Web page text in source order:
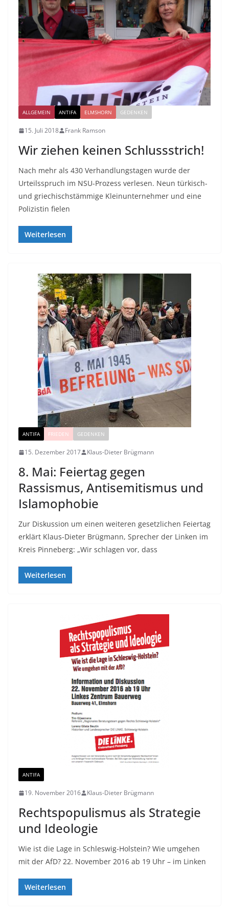
ALLGEMEIN ANTIFA ELMSHORN GEDENKEN
15. Juli 2018 Frank Ramson
Wir ziehen keinen Schlussstrich!
Nach mehr als 430 Verhandlungstagen wurde der
Urteilsspruch im NSU-Prozess verlesen. Neun türkisch-
und griechischstämmige Kleinunternehmer und eine
Polizistin fielen
Weiterlesen
ANTIFA FRIEDEN GEDENKEN
15. Dezember 2017 Klaus-Dieter Brügmann
8. Mai: Feiertag gegen
Rassismus, Antisemitismus und
Islamophobie
Zur Diskussion um einen weiteren gesetzlichen Feiertag
erklärt Klaus-Dieter Brügmann, Sprecher der Linken im
Kreis Pinneberg: „Wir schlagen vor, dass
Weiterlesen
ANTIFA
19. November 2016 Klaus-Dieter Brügmann
Rechtspopulismus als Strategie
und Ideologie
Wie ist die Lage in Schleswig-Holstein? Wie umgehen
mit der AfD? 22. November 2016 ab 19 Uhr – im Linken
Weiterlesen